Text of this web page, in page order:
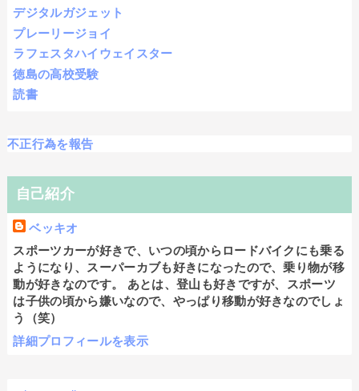
デジタルガジェット
プレーリージョイ
ラフェスタハイウェイスター
徳島の高校受験
読書
不正行為を報告
自己紹介
ベッキオ
スポーツカーが好きで、いつの頃からロードバイクにも乗る
ようになり、スーパーカブも好きになったので、乗り物が移
動が好きなのです。 あとは、登山も好きですが、スポーツ
は子供の頃から嫌いなので、やっぱり移動が好きなのでしょ
う（笑）
詳細プロフィールを表示